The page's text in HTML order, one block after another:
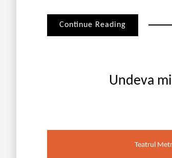
Continue Reading
Undeva
Teatrul